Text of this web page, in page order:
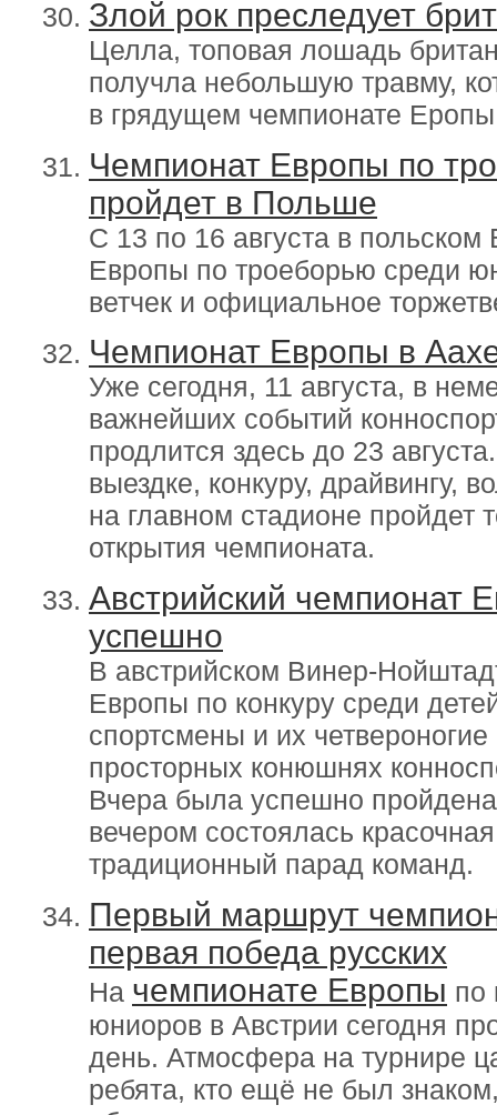
Злой рок преследует
Целла, топовая лошадь
получла небольшую травму,
в грядущем чемпионате
Чемпионат Европы по
пройдет в Польше
С 13 по 16 августа в
Европы по троеборью среди
ветчек и официальное
Чемпионат Европы в
Уже сегодня, 11 августа, в
важнейших событий
продлится здесь до 23
выездке, конкуру, драйвингу,
на главном стадионе пройдет
открытия чемпионата.
Австрийский чемпионат
успешно
В австрийском Винер-
Европы по конкуру среди
спортсмены и их
просторных конюшнях
Вчера была успешно
вечером состоялась
традиционный парад команд.
Первый маршрут
первая победа русских
На чемпионате Европы по
юниоров в Австрии сегодня
день. Атмосфера на турнире
ребята, кто ещё не был